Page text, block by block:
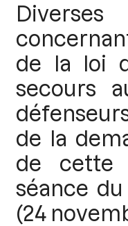
de la loi
secours
de la
de cette
séance
(24